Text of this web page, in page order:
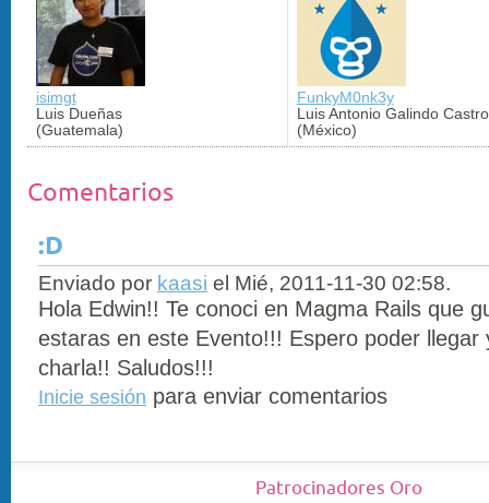
isimgt
Luis Dueñas
(Guatemala)
FunkyM0nk3y
Luis Antonio Galindo Castro
(México)
Comentarios
:D
Enviado por kaasi el Mié, 2011-11-30 02:58.
Hola Edwin!! Te conoci en Magma Rails que
estaras en este Evento!!! Espero poder llegar
charla!! Saludos!!!
Inicie sesión para enviar comentarios
Patrocinadores Oro